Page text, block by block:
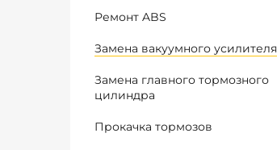
Ремонт ABS
Замена вакуумного усилителя
Замена главного тормозного
цилиндра
Прокачка тормозов